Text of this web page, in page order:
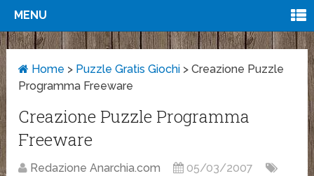
MENU
Home > Puzzle Gratis Giochi >Creazione Puzzle
Programma Freeware
Creazione Puzzle Programma
Freeware
Redazione Anarchia.com 05/03/2007